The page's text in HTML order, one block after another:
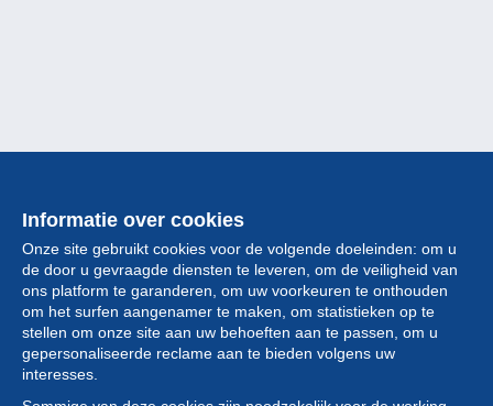
Informatie over cookies
Onze site gebruikt cookies voor de volgende doeleinden: om u
de door u gevraagde diensten te leveren, om de veiligheid van
ons platform te garanderen, om uw voorkeuren te onthouden
om het surfen aangenamer te maken, om statistieken op te
stellen om onze site aan uw behoeften aan te passen, om u
gepersonaliseerde reclame aan te bieden volgens uw
interesses.
Collectie